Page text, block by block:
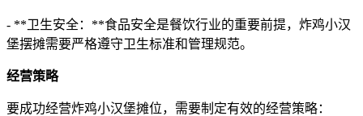
- **卫生安全：**食品安全是餐饮行业的重要前提，炸鸡小汉
堡摆摊需要严格遵守卫生标准和管理规范。
经营策略
要成功经营炸鸡小汉堡摊位，需要制定有效的经营策略：